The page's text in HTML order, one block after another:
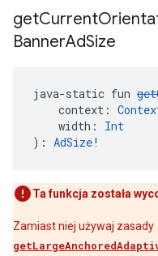
getCurrent
BannerAdSize
java-static fun
context:
width: Int
): AdSize!
Ta funkcja została
Zamiast niej używaj zasady